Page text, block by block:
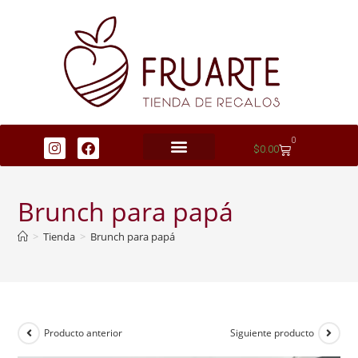
$0.00
0
Brunch para papá
> Tienda > Brunch para papá
Producto anterior Siguiente producto